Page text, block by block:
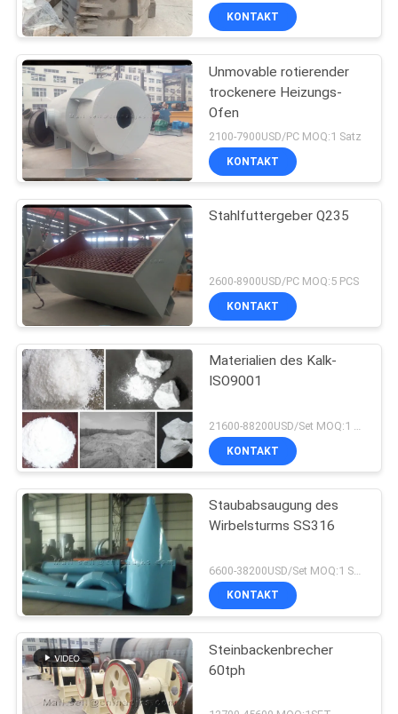
KONTAKT
Unmovable rotierender
trockenere Heizungs-
Ofen
2100-7900USD/PC MOQ:1 Satz
KONTAKT
Stahlfuttergeber Q235
2600-8900USD/PC MOQ:5 PCS
KONTAKT
Materialien des Kalk-
ISO9001
KONTAKT
Staubabsaugung des
Wirbelsturms SS316
KONTAKT
Steinbackenbrecher
60tph